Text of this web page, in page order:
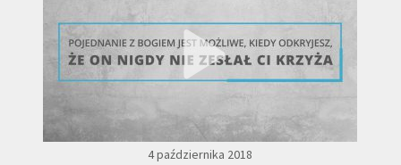
4 października 2018